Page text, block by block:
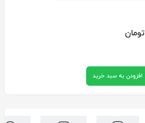
تومان
افزودن به سبد خرید